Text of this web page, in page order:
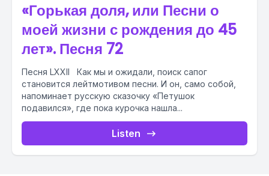
«Горькая доля, или Песни о
моей жизни с рождения до 45
лет». Песня 72
Песня LXXII Как мы и ожидали, поиск сапог
становится лейтмотивом песни. И он, само собой,
напоминает русскую сказочку «Петушок
подавился», где пока курочка нашла...
Listen